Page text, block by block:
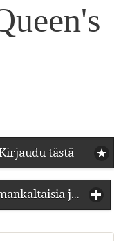
tästä
Samankaltaisia juomia